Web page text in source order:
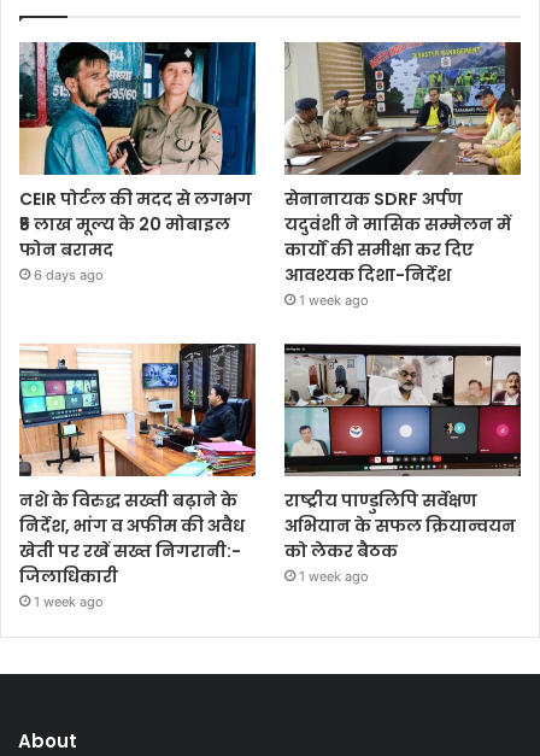
CEIR पोर्टल की मदद से लगभग
₹5 लाख मूल्य के 20 मोबाइल
फोन बरामद
6 days ago
सेनानायक SDRF अर्पण
यदुवंशी ने मासिक सम्मेलन में
कार्यों की समीक्षा कर दिए
आवश्यक दिशा-निर्देश
1 week ago
नशे के विरुद्ध सख्ती बढ़ाने के
निर्देश, भांग व अफीम की अवैध
खेती पर रखें सख्त निगरानी:-
जिलाधिकारी
1 week ago
राष्ट्रीय पाण्डुलिपि सर्वेक्षण
अभियान के सफल क्रियान्वयन
को लेकर बैठक
1 week ago
About